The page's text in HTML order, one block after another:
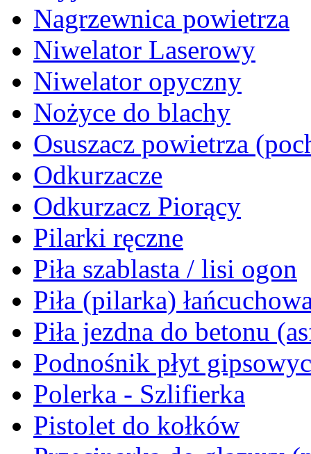
Nagrzewnica powietrza
Niwelator Laserowy
Niwelator opyczny
Nożyce do blachy
Osuszacz powietrza
Odkurzacze
Odkurzacz Piorący
Pilarki ręczne
Piła szablasta / lisi ogon
Piła (pilarka)
Piła jezdna do betonu
Podnośnik płyt
Polerka - Szlifierka
Pistolet do kołków